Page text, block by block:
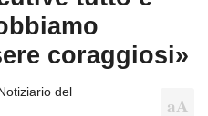
coraggiosi»
del